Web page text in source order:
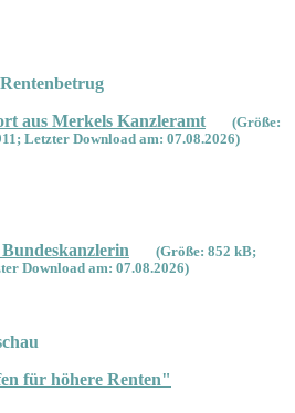
aus Merkels Kanzleramt
(Größe:
Letzter Download am: 07.08.2026)
(Größe: 852 kB;
Download am: 07.08.2026)
für höhere Renten"